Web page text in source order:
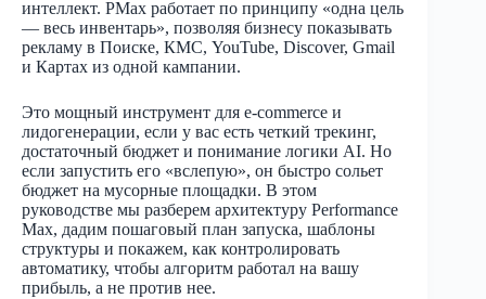
интеллект. PMax работает по принципу «одна цель
— весь инвентарь», позволяя бизнесу показывать
рекламу в Поиске, КМС, YouTube, Discover, Gmail
и Картах из одной кампании.
Это мощный инструмент для e-commerce и
лидогенерации, если у вас есть четкий трекинг,
достаточный бюджет и понимание логики AI. Но
если запустить его «вслепую», он быстро сольет
бюджет на мусорные площадки. В этом
руководстве мы разберем архитектуру Performance
Max, дадим пошаговый план запуска, шаблоны
структуры и покажем, как контролировать
автоматику, чтобы алгоритм работал на вашу
прибыль, а не против нее.